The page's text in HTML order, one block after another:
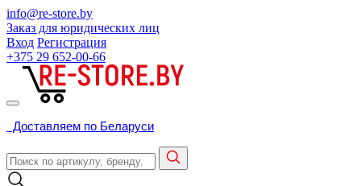
info@re-store.by
Заказ для юридических лиц
Вход Регистрация
+375 29 652-00-66
Доставляем по Беларуси